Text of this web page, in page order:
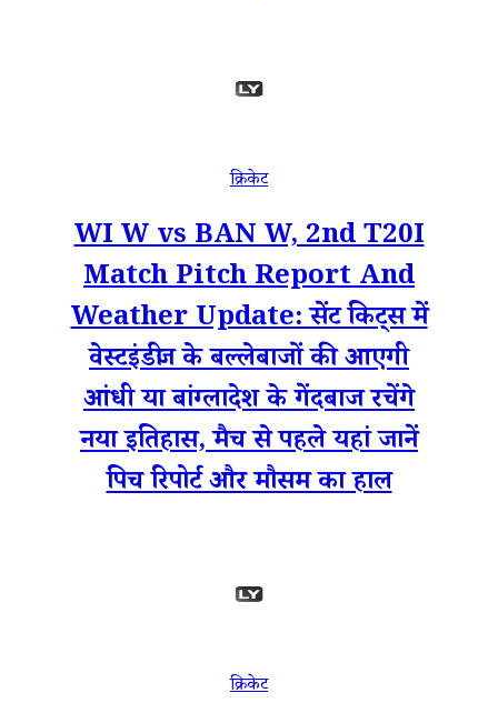
क्रिकेट
WI W vs BAN W, 2nd T20I
Match Pitch Report And
Weather Update: सेंट किट्स में
वेस्टइंडीज के बल्लेबाजों की आएगी
आंधी या बांग्लादेश के गेंदबाज रचेंगे
नया इतिहास, मैच से पहले यहां जानें
पिच रिपोर्ट और मौसम का हाल
क्रिकेट